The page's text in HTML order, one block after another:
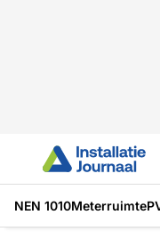
NEN 1010Meterruimte